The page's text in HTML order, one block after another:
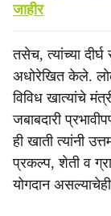
जाहीर
तसेच, त्यांच्या
अधोरेखित केले.
विविध खात्यांचे
जबाबदारी
ही खाती त्यांनी
प्रकल्प, शेती व
योगदान असल्याचेही